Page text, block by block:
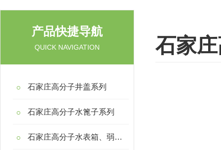
产品快捷导航
QUICK NAVIGATION
石家庄高分子井盖系列
石家庄高分子水篦子系列
石家庄高分子水表箱、弱电箱系列
石家